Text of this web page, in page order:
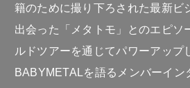
籍のために撮り下ろされた最新ビ
出会った「メタトモ」とのエピソ
ルドツアーを通じてパワーアップ
BABYMETALを語るメンバーイン